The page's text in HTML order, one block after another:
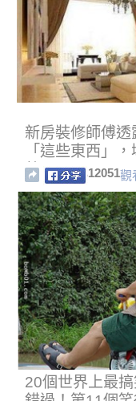
新房裝修師傅
「這些東西」
勢！
12051觀
20個世界上最